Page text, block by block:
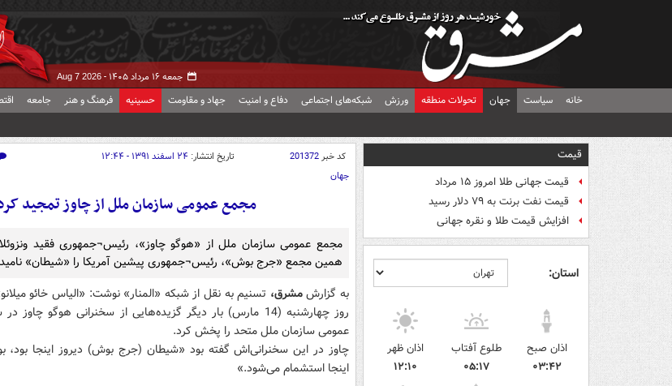
جمعه ۱۶ مرداد ۱۴۰۵ - Aug 7 2026
خانه سیاست جهان تحولات منطقه ورزش شبکه‌های اجتماعی دفاع و امنیت جهاد و مقاومت حسینیه فرهنگ و هنر جامعه
قیمت
قیمت جهانی طلا امروز ۱۵ مرداد
قیمت نفت برنت به ۷۹ دلار رسید
افزایش قیمت طلا و نقره جهانی
استان:
اذان صبح
۰۳:۴۲
طلوع آفتاب
۰۵:۱۷
اذان ظهر
۱۲:۱۰
کد خبر201372 تاریخ انتشار: ۲۴ اسفند ۱۳۹۱ - ۱۲:۴۴
جهان
مجمع عمومی سازمان ملل از چاوز تمجید
مجمع عمومی سازمان ملل از «هوگو چاوز»، رئیس¬جمهوری فقید
همین مجمع «جرج بوش»، رئیس¬جمهوری پیشین آمریکا را «شیطان»
به گزارشمشرق، تسنیم به نقل از شبکه «المنار» نوشت: «الیاس خائو
عمومی سازمان ملل متحد را پخش کرد.
چاوز در این سخنرانی‌اش گفته بود «شیطان (جرج بوش) دیروز اینجا بود،
اینجا استشمام می‌شود.»